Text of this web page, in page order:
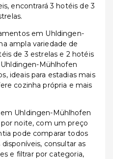
encontrará 3 hotéis de 3
em Uhldingen-
ampla variedade de
de 3 estrelas e 2 hotéis
Mühlhofen
ideais para estadias mais
cozinha própria e mais
Uhldingen-Mühlhofen
noite, com um preço
pode comparar todos
consultar as
e filtrar por categoria,